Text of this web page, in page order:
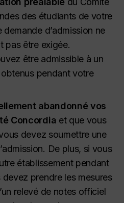
des étudiants de votre
d’admission ne
pas être exigée.
être admissible à un
pendant votre
abandonné vos
Concordia et que vous
devez soumettre une
De plus, si vous
établissement pendant
prendre les mesures
relevé de notes officiel